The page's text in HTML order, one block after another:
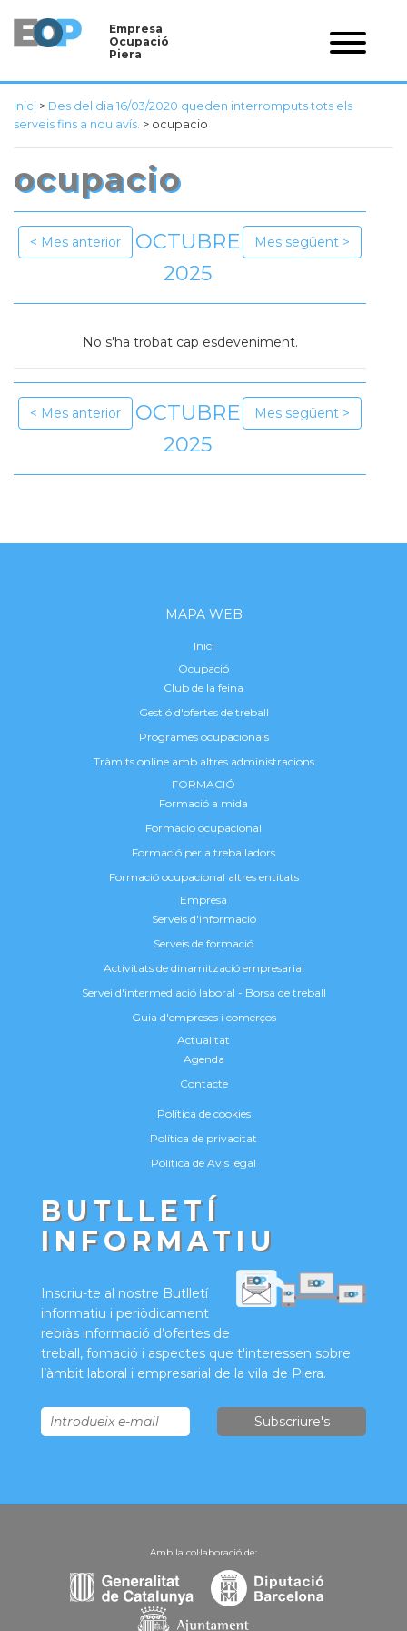
Empresa
Ocupació
Piera
Inici > Des del dia 16/03/2020 queden interromputs tots els
serveis fins a nou avís. > ocupacio
ocupacio
Mes anterior Mes següent
OCTUBRE
2025
No s'ha trobat cap esdeveniment.
Mes anterior Mes següent
OCTUBRE
2025
MAPA WEB
Inici
Ocupació
Club de la feina
Gestió d'ofertes de treball
Programes ocupacionals
Tràmits online amb altres administracions
FORMACIÓ
Formació a mida
Formacio ocupacional
Formació per a treballadors
Formació ocupacional altres entitats
Empresa
Serveis d'informació
Serveis de formació
Activitats de dinamització empresarial
Servei d'intermediació laboral - Borsa de treball
Guia d'empreses i comerços
Actualitat
Agenda
Contacte
Política de cookies
Política de privacitat
Política de Avis legal
BUTLLETÍ
INFORMATIU
Inscriu-te al nostre Butlletí
informatiu i periòdicament
rebràs informació d’ofertes de
treball, fomació i aspectes que t'interessen sobre
l’àmbit laboral i empresarial de la vila de Piera.
Amb la col·laboració de: